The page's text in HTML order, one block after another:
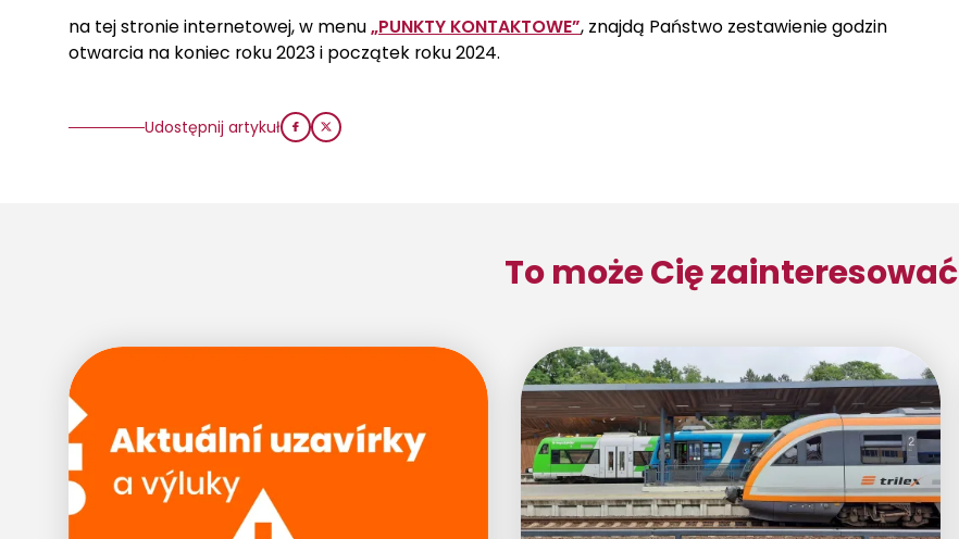
na tej stronie internetowej, w menu„PUNKTY KONTAKTOWE”, znajdą Państwo zestawienie godzin
otwarcia na koniec roku 2023 i początek roku 2024.
Udostępnij artykuł
To może Cię zainteresować